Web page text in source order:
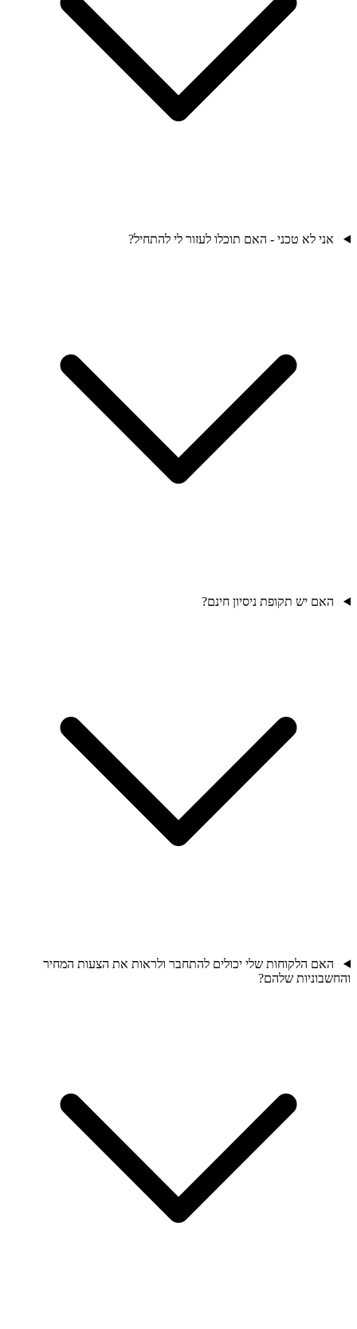
אני לא טכני - האם תוכלו לעזור לי להתחיל?
האם יש תקופת ניסיון חינם?
האם הלקוחות שלי יכולים להתחבר ולראות את הצעות המחיר
והחשבוניות שלהם?